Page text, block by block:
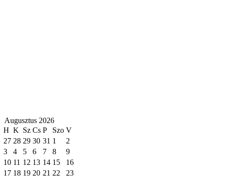
Augusztus 2026
H K Sz Cs P Szo V
27 28 29 30 31 1
2
3
4 5 6 7 8
9
10 11 12 13 14 15
16
17 18 19 20 21 22
23